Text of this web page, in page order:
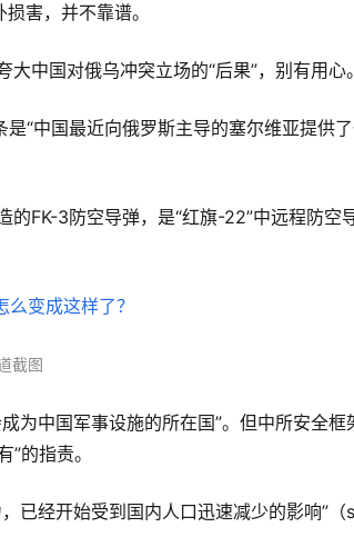
害，并不靠谱。
中国对俄乌冲突立场的“后果”，别有用心。
截图
的指责。